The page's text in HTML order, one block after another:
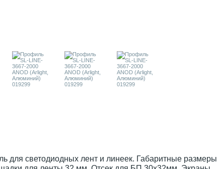
светодиодных лент и линеек. Габаритные размеры